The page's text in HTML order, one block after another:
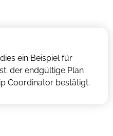
ein Beispiel für
der endgültige Plan
Coordinator bestätigt.